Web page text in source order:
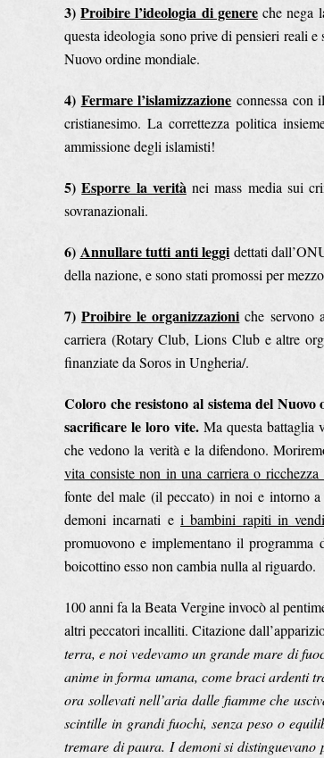
3)Proibire l’ideologia di genereche nega
questa ideologia sono prive di pensieri reali
Nuovo ordine mondiale.
4) Fermare l’islamizzazione connessa con
cristianesimo. La correttezza politica
ammissione degli islamisti!
5)Esporre la veritànei mass media sui
sovranazionali.
6) Annullare tutti anti leggi dettati
della nazione, e sono stati promossi per
7)Proibire le organizzazioni che servono
carriera (Rotary Club, Lions Club e altre
finanziate da Soros in Ungheria/.
Coloro che resistono al sistema del
sacrificare le loro vite.Ma questa battaglia
che vedono la verità e la difendono.
vita consiste non in una carriera o
fonte del male (il peccato) in noi e intorno
demoni incarnati ei bambini rapiti in
promuovono e implementano il
boicottino esso non cambia nulla al riguardo.
100 anni fa la Beata Vergine invocò al
altri peccatori incalliti. Citazione
terra, e noi vedevamo un grande mare di
anime in forma umana, come braci ardenti
ora sollevati nell’aria dalle fiamme che
scintille in grandi fuochi, senza peso o
tremare di paura. I demoni si distinguevano